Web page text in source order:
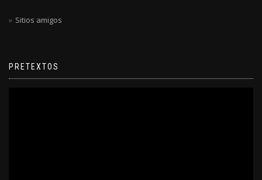
Sitios amigos
PRETEXTOS